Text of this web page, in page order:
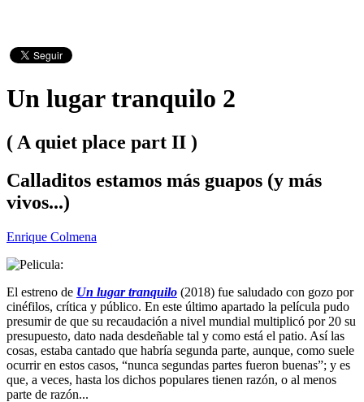
Un lugar tranquilo 2
( A quiet place part II )
Calladitos estamos más guapos (y más
vivos...)
Enrique Colmena
El estreno de Un lugar tranquilo (2018) fue saludado con gozo por
cinéfilos, crítica y público. En este último apartado la película pudo
presumir de que su recaudación a nivel mundial multiplicó por 20 su
presupuesto, dato nada desdeñable tal y como está el patio. Así las
cosas, estaba cantado que habría segunda parte, aunque, como suele
ocurrir en estos casos, “nunca segundas partes fueron buenas”; y es
que, a veces, hasta los dichos populares tienen razón, o al menos
parte de razón...